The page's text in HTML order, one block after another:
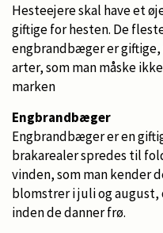
Hesteejere skal have et
giftige for hesten. De
engbrandbæger er
arter, som man måske
marken
Engbrandbæger
Engbrandbæger er en
brakarealer spredes til
vinden, som man kender
blomstrer i juli og
inden de danner frø.